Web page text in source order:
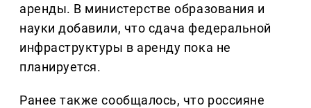
аренды. В министерстве образования и
науки добавили, что сдача федеральной
инфраструктуры в аренду пока не
планируется.
Ранее также сообщалось, что россияне